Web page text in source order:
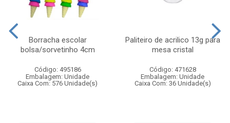
Borracha escolar
bolsa/sorvetinho 4cm
Código: 495186
Embalagem: Unidade
Caixa Com: 576 Unidade(s)
Paliteiro de acrilico 13g para
mesa cristal
Código: 471628
Embalagem: Unidade
Caixa Com: 36 Unidade(s)